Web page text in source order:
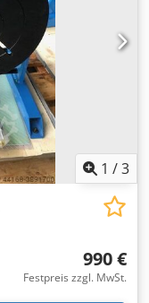
1 /3
990 €
Festpreis zzgl. MwSt.